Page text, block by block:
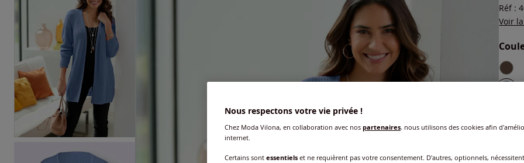
Réf :
Voir
Nous respectons votre vie privée !
Chez Moda Vilona, en collaboration avec nos partenaires, nous utilisons des cookies afin
internet.
Certains sont essentiels et ne requièrent pas votre consentement. D'autres, optionnels,